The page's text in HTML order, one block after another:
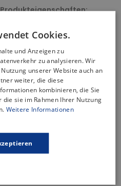
wasserfeste Spanplatte
Cookies.
und Anzeigen zu
zu analysieren. Wir
unserer Website auch an
weiter, die diese
kombinieren, die Sie
sie im Rahmen Ihrer Nutzung
Weitere Informationen